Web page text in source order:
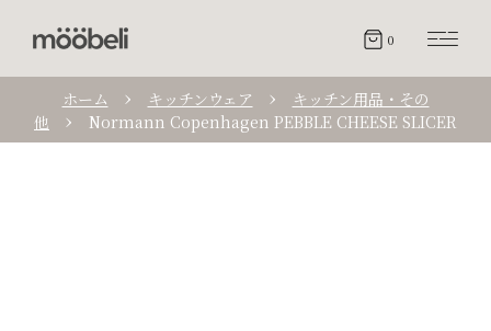
0
ホーム キッチンウェア
キッチン用品・その
他
Normann Copenhagen PEBBLE CHEESE SLICER